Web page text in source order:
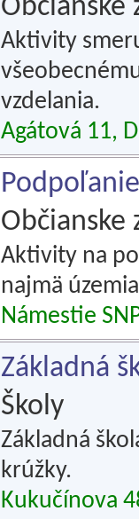
Občianske
Aktivity
vzdelania.
Agátová 11,
Podpoľanie
Občianske
Aktivity na
najmä
Námestie
Základná
Školy
Základná
krúžky.
Kukučínova